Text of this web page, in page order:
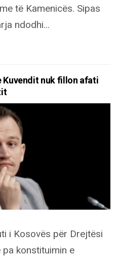
të Kamenicës. Sipas
ndodhi...
nuk fillon afati
i Kosovës për Drejtësi
konstituimin e